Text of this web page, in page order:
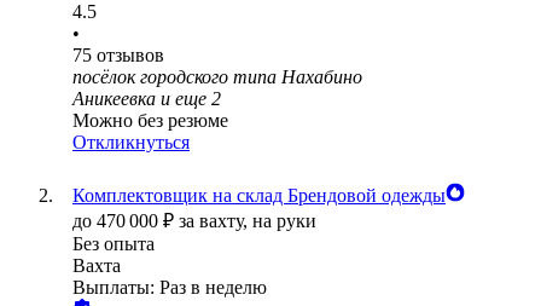
4.5
•
75 отзывов
посёлок городского типа Нахабино
Аникеевка и еще 2
Можно без резюме
Откликнуться
Комплектовщик на склад Брендовой одежды
до 470 000 ₽ за вахту, на руки
Без опыта
Вахта
Выплаты: Раз в неделю